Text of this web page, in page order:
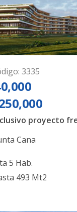
: 3335
Cana
5 Hab.
493 Mt2